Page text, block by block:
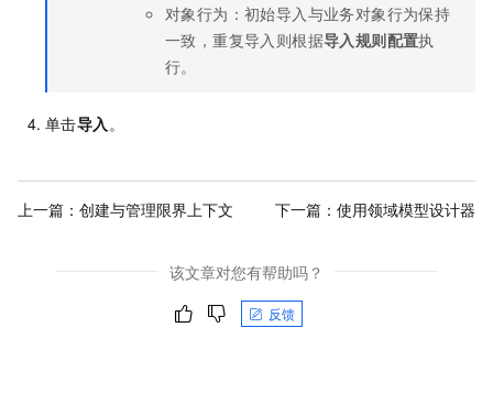
对象行为：初始导入与业务对象行为保持
一致，重复导入则根据导入规则配置执
行。
单击导入 。
上一篇： 创建与管理限界上下文 下一篇： 使用领域模型设计器
该文章对您有帮助吗？
反馈